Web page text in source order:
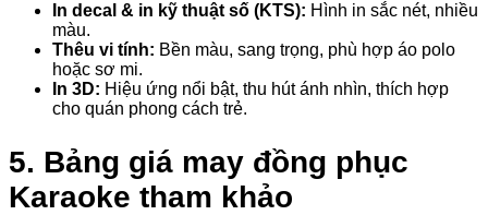
In decal & in kỹ thuật số (KTS): Hình in sắc nét, nhiều
màu.
Thêu vi tính: Bền màu, sang trọng, phù hợp áo polo
hoặc sơ mi.
In 3D: Hiệu ứng nổi bật, thu hút ánh nhìn, thích hợp
cho quán phong cách trẻ.
5. Bảng giá may đồng phục
Karaoke tham khảo